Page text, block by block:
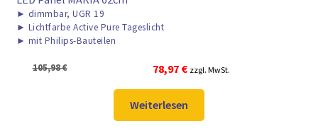
► dimmbar, UGR 19
► Lichtfarbe Active Pure Tageslicht
► mit Philips-Bauteilen
105,98€
Ursprünglicher
war:
105,98 €
78,97 €Aktueller
ist:
78,97 €.
zzgl. MwSt.
Weiterlesen